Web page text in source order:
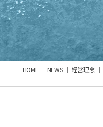
HOME NEWS 経営理念